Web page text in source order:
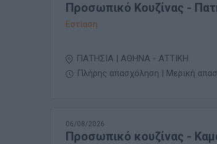
Προσωπικό Κουζίνας -
Εστίαση
ΠΑΤΗΣΙΑ | ΑΘΗΝΑ - ΑΤΤΙΚΗ
Πλήρης απασχόληση | Μερική
06/08/2026
Προσωπικό κουζίνας -